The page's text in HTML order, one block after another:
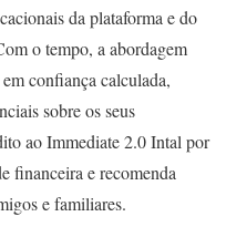
da plataforma e do
o tempo, a abordagem
confiança calculada,
sobre os seus
ao Immediate 2.0 Intal por
financeira e recomenda
e familiares.